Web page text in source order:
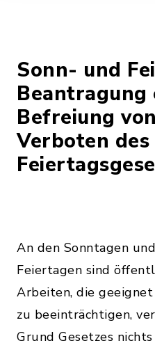
Sonn- und
Beantragung
Befreiung
Verboten des
An den Sonntagen
Feiertagen sind
Arbeiten, die
zu beeinträchtigen,
Grund Gesetzes